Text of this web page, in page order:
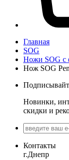
Главная
SOG
Ножи SOG с
Нож SOG
Новинки,
скидки и
Контакты
г.Днепр